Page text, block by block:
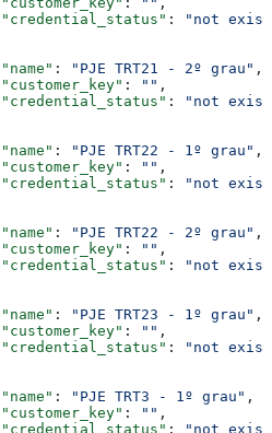
			"credential_status"
:
"not
			"name"
: "PJE TRT21 - 2º grau" ,
			"customer_key"
: "" ,
			"credential_status"
:
"not
			"name"
: "PJE TRT22 - 1º grau" ,
			"customer_key"
: "" ,
			"credential_status"
:
"not
			"name"
: "PJE TRT22 - 2º grau" ,
			"customer_key"
: "" ,
			"credential_status"
:
"not
			"name"
: "PJE TRT23 - 1º grau" ,
			"customer_key"
: "" ,
			"credential_status"
:
"not
			"name"
: "PJE TRT3 - 1º grau" ,
			"customer_key"
: "" ,
			"credential_status"
:
"not